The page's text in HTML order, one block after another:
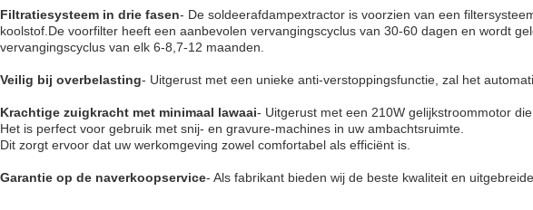
Filtratiesysteem in drie fasen- De soldeerafdampextractor is voorzien van een
koolstof.De voorfilter heeft een aanbevolen vervangingscyclus van 30-60 dagen en wordt
vervangingscyclus van elk 6-8,7-12 maanden.
Veilig bij overbelasting- Uitgerust met een unieke anti-verstoppingsfunctie, zal het
Krachtige zuigkracht met minimaal lawaai- Uitgerust met een 210W gelijkstroommotor
Het is perfect voor gebruik met snij- en gravure-machines in uw ambachtsruimte.
Dit zorgt ervoor dat uw werkomgeving zowel comfortabel als efficiënt is.
Garantie op de naverkoopservice- Als fabrikant bieden wij de beste kwaliteit en